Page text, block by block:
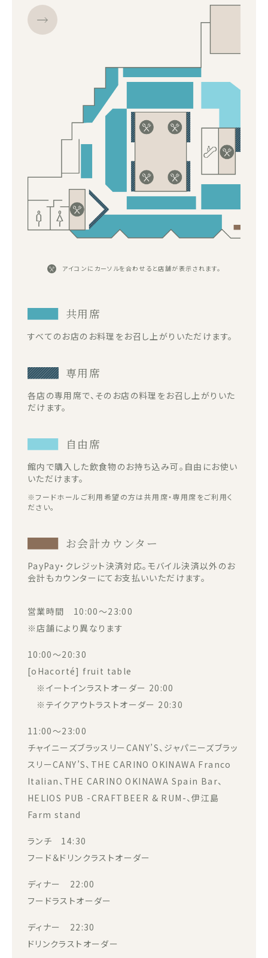
アイコンにカーソルを合わせると店舗が表示されます。
共用席
すべてのお店のお料理をお召し上がりいただけます。
専用席
各店の専用席で、そのお店の料理をお召し上がりいた
だけます。
自由席
館内で購入した飲食物のお持ち込み可。自由にお使い
いただけます。
※フードホールご利用希望の方は共用席・専用席をご利用く
ださい。
お会計カウンター
PayPay・クレジット決済対応。モバイル決済以外のお
会計もカウンターにてお支払いいただけます。
営業時間 10:00～23:00
※店舗により異なります
10:00～20:30
[oHacorté] fruit table
※イートインラストオーダー 20:00
※テイクアウトラストオーダー 20:30
11:00～23:00
チャイニーズブラッスリーCANY’S、ジャパニーズブラッ
スリーCANY’S、THE CARINO OKINAWA Franco
Italian、THE CARINO OKINAWA Spain Bar、
HELIOS PUB -CRAFTBEER & RUM-、伊江島
Farm stand
ランチ 14:30
フード＆ドリンクラストオーダー
ディナー 22:00
フードラストオーダー
ディナー 22:30
ドリンクラストオーダー